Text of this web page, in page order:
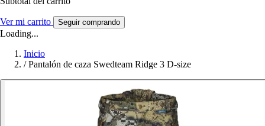
Ver mi carrito Seguir comprando
Loading...
Inicio
/ Pantalón de caza Swedteam Ridge 3 D-size